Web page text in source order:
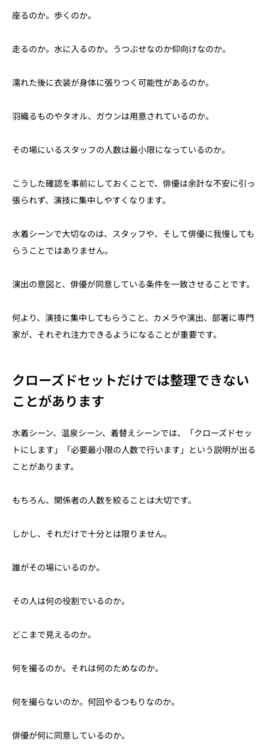
座るのか。歩くのか。
走るのか。水に入るのか。うつぶせなのか仰向けなのか。
濡れた後に衣装が身体に張りつく可能性があるのか。
羽織るものやタオル、ガウンは用意されているのか。
その場にいるスタッフの人数は最小限になっているのか。
こうした確認を事前にしておくことで、俳優は余計な不安に引っ
張られず、演技に集中しやすくなります。
水着シーンで大切なのは、スタッフや、そして俳優に我慢しても
らうことではありません。
演出の意図と、俳優が同意している条件を一致させることです。
何より、演技に集中してもらうこと、カメラや演出、部署に専門
家が、それぞれ注力できるようになることが重要です。
クローズドセットだけでは整理できない
ことがあります
水着シーン、温泉シーン、着替えシーンでは、「クローズドセッ
トにします」「必要最小限の人数で行います」という説明が出る
ことがあります。
もちろん、関係者の人数を絞ることは大切です。
しかし、それだけで十分とは限りません。
誰がその場にいるのか。
その人は何の役割でいるのか。
どこまで見えるのか。
何を撮るのか。それは何のためなのか。
何を撮らないのか。何回やるつもりなのか。
俳優が何に同意しているのか。